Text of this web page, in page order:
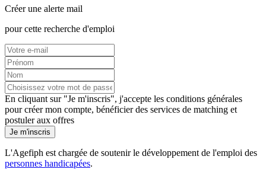
Créer une alerte mail
pour cette recherche d'emploi
En cliquant sur "Je m'inscris", j'accepte les conditions générales
pour créer mon compte, bénéficier des services de matching et
postuler aux offres
Je m'inscris
L'Agefiph est chargée de soutenir le développement de l'emploi des
personnes handicapées.